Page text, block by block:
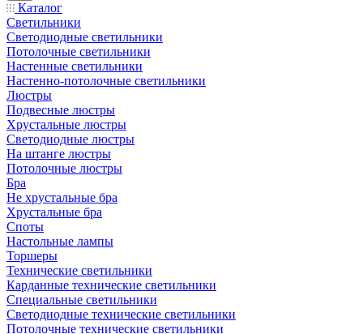
Каталог
Светильники
Светодиодные светильники
Потолочные светильники
Настенные светильники
Настенно-потолочные светильники
Люстры
Подвесные люстры
Хрустальные люстры
Светодиодные люстры
На штанге люстры
Потолочные люстры
Бра
Не хрустальные бра
Хрустальные бра
Споты
Настольные лампы
Торшеры
Технические светильники
Карданные технические светильники
Специальные светильники
Светодиодные технические светильники
Потолочные технические светильники